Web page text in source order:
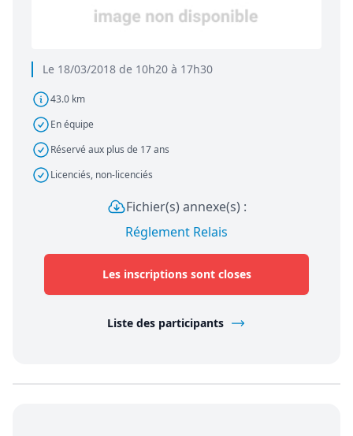
Le 18/03/2018 de 10h20 à 17h30
43.0 km
En équipe
Réservé aux plus de 17 ans
Licenciés, non-licenciés
Fichier(s) annexe(s) :
Réglement Relais
Les inscriptions sont closes
Liste des participants